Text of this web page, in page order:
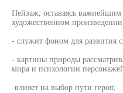
Пейзаж, оставаясь
художественном
- служит фоном для развития
- картины природы
мира и психологии
-влияет на выбор пути героя;